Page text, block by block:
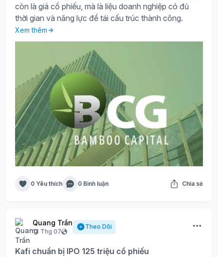
còn là giá cổ phiếu, mà là liệu doanh nghiệp có đủ
thời gian và năng lực để tái cấu trúc thành công.
Xem thêm
0 Yêu thích 0 Bình luận Chia sẻ
Quang Trần
13 Thg 07
Theo Dõi
Kafi chuẩn bị IPO 125 triệu cổ phiếu